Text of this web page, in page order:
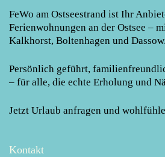
FeWo am Ostseestrand ist Ihr
Ferienwohnungen an der Ostsee –
Kalkhorst, Boltenhagen und Dassow.
Persönlich geführt,
– für alle, die echte Erholung und
Jetzt Urlaub anfragen und
Kontakt